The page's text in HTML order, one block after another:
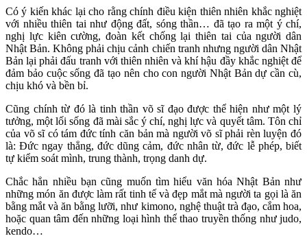
Có ý kiến khác lại cho rằng chính điều kiện thiên nhiên khắc nghiệt
với nhiều thiên tai như động đất, sóng thần… đã tạo ra một ý chí,
nghị lực kiên cường, đoàn kết chống lại thiên tai của người dân
Nhật Bản. Không phải chịu cảnh chiến tranh nhưng người dân Nhật
Bản lại phải đấu tranh với thiên nhiên và khí hậu đầy khắc nghiệt để
đảm bảo cuộc sống đã tạo nên cho con người Nhật Bản dự cần cù,
chịu khó và bền bỉ.
Cũng chính từ đó là tinh thần võ sĩ đạo được thể hiện như một lý
tưởng, một lối sống đã mài sắc ý chí, nghị lực và quyết tâm. Tôn chỉ
của võ sĩ có tám đức tính căn bản mà người võ sĩ phải rèn luyện đó
là: Đức ngay thẳng, đức dũng cảm, đức nhân từ, đức lễ phép, biết
tự kiểm soát mình, trung thành, trọng danh dự.
Chắc hẳn nhiều bạn cũng muốn tìm hiểu văn hóa Nhật Bản như
những món ăn được làm rất tinh tế và đẹp mắt mà người ta gọi là ăn
bằng mắt và ăn bằng lưỡi, như kimono, nghệ thuật trà đạo, cắm hoa,
hoặc quan tâm đến những loại hình thể thao truyền thống như judo,
kendo…